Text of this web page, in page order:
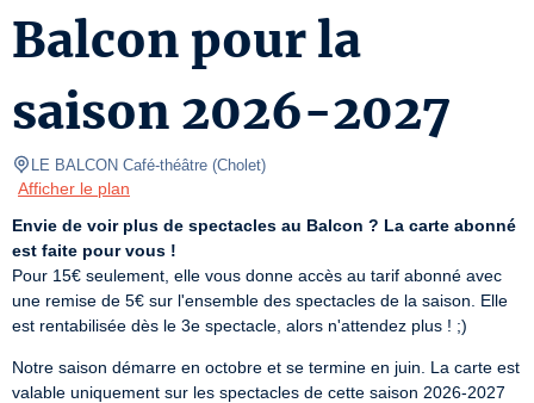
Balcon pour la
saison 2026-2027
LE BALCON Café-théâtre (Cholet)
Afficher le plan
Envie de voir plus de spectacles au Balcon ? La carte abonné
est faite pour vous !
Pour 15€ seulement, elle vous donne accès au tarif abonné avec
une remise de 5€ sur l'ensemble des spectacles de la saison. Elle
est rentabilisée dès le 3e spectacle, alors n'attendez plus ! ;)
Notre saison démarre en octobre et se termine en juin. La carte est
valable uniquement sur les spectacles de cette saison 2026-2027